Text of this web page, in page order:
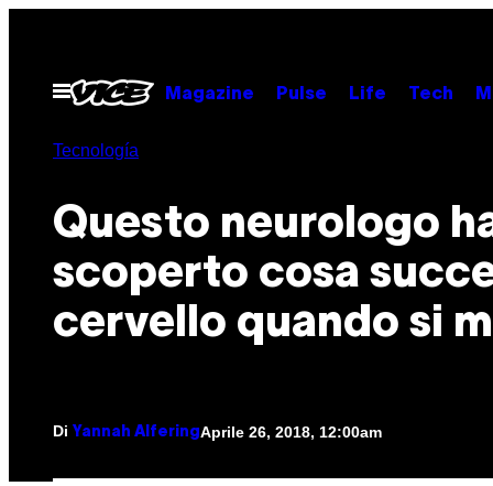
contenuto
Apri
Magazine Pulse Life Tech
Tecnología
Questo neurologo
scoperto cosa
cervello quando si
Di Yannah Alfering Aprile 26, 2018, 12:00am